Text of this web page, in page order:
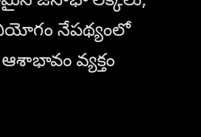
నేపథ్యంలో
వ్యక్తం